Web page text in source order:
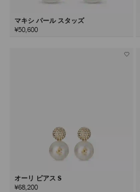
マキシ パール スタッズ
¥50,600
オーリ ピアス S
¥68,200